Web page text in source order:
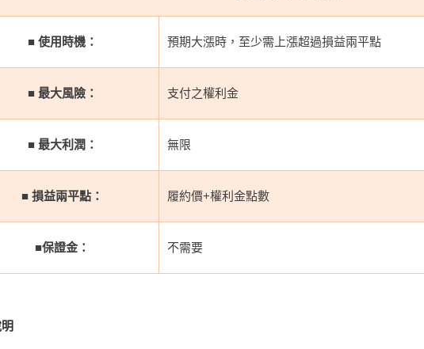
■ 使用時機： 預期大漲時，至少需上漲超過損益兩平點
■ 最大風險： 支付之權利金
■ 最大利潤： 無限
■ 損益兩平點： 履約價+權利金點數
■保證金： 不需要